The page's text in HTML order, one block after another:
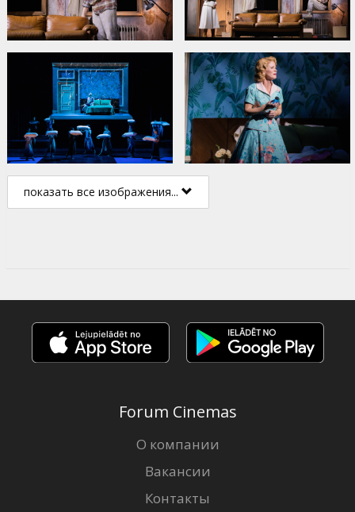
показать все изображения...
Forum Cinemas
О компании
Вакансии
Контакты